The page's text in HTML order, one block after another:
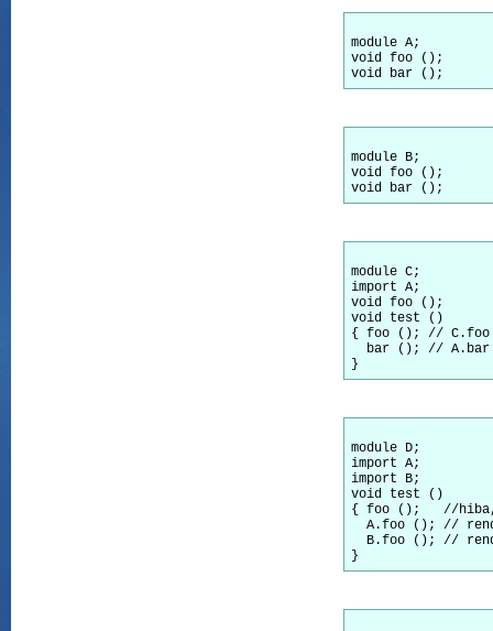
module
void
void
module
void
void
module
import
void
void test ()
{ foo ();
  bar ();
module
import
import
void test ()
{ foo ();
  A.foo ();
  B.foo ();